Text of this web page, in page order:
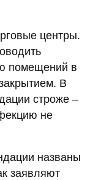
центры.
помещений в
В
строже –
не
названы
заявляют